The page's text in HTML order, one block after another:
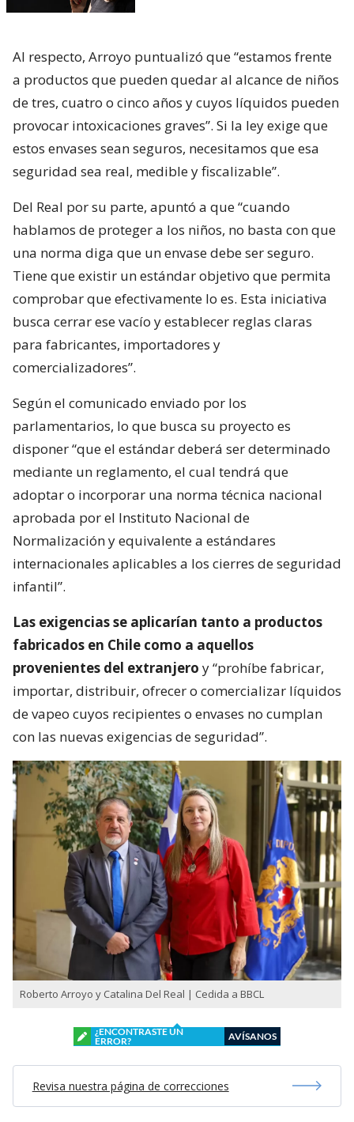
Al respecto, Arroyo puntualizó que “estamos frente
a productos que pueden quedar al alcance de niños
de tres, cuatro o cinco años y cuyos líquidos pueden
provocar intoxicaciones graves”. Si la ley exige que
estos envases sean seguros, necesitamos que esa
seguridad sea real, medible y fiscalizable”.
Del Real por su parte, apuntó a que “cuando
hablamos de proteger a los niños, no basta con que
una norma diga que un envase debe ser seguro.
Tiene que existir un estándar objetivo que permita
comprobar que efectivamente lo es. Esta iniciativa
busca cerrar ese vacío y establecer reglas claras
para fabricantes, importadores y
comercializadores”.
Según el comunicado enviado por los
parlamentarios, lo que busca su proyecto es
disponer “que el estándar deberá ser determinado
mediante un reglamento, el cual tendrá que
adoptar o incorporar una norma técnica nacional
aprobada por el Instituto Nacional de
Normalización y equivalente a estándares
internacionales aplicables a los cierres de seguridad
infantil”.
Las exigencias se aplicarían tanto a productos
fabricados en Chile como a aquellos
provenientes del extranjero y “prohíbe fabricar,
importar, distribuir, ofrecer o comercializar líquidos
de vapeo cuyos recipientes o envases no cumplan
con las nuevas exigencias de seguridad”.
Roberto Arroyo y Catalina Del Real | Cedida a BBCL
¿ENCONTRASTE UN
ERROR?
AVÍSANOS
Revisa nuestra página de correcciones